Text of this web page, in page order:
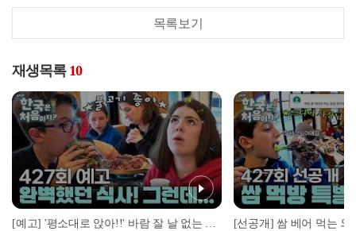
목록보기
재생목록 10
[예고] '평소대로 앉아!!' 바람 잘 날 없는 사 남매의 여행에 엄마 드디어 폭발?!🚨